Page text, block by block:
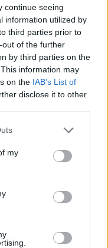
continue seeing
information utilized by
third parties prior to
of the further
by third parties on the
information may
on the IAB’s List of
disclose it to other
my
for Spain|Esim